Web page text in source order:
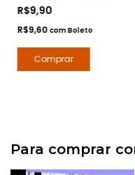
Contratipos Premium -
Arte 1 Perfumes
R$9,90
R$9,60 comBoleto
Para comprar